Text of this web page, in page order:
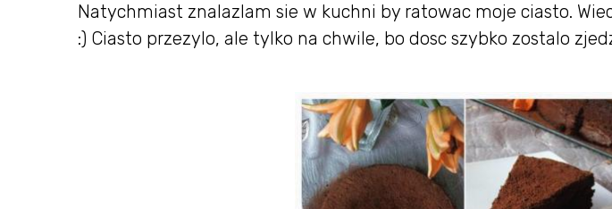
Natychmiast znalazlam sie w kuchni by ratowac moje ciasto.
:) Ciasto przezylo, ale tylko na chwile, bo dosc szybko zostalo